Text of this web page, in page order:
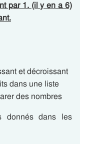
par 1. (il y en a 6)
et décroissant
dans une liste
des nombres
donnés dans les